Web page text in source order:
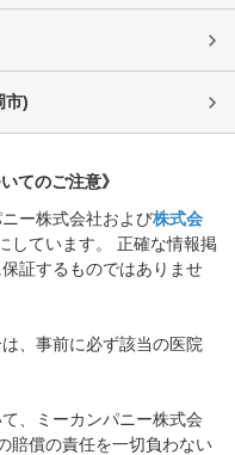
市)
てのご注意》
ー株式会社および株式会
しています。 正確な情報掲
証するものではありませ
、事前に必ず該当の医院
、ミーカンパニー株式会
賠償の責任を一切負わない